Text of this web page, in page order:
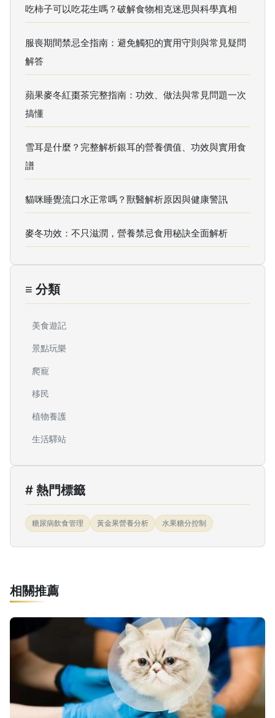
吃柿子可以吃花生嗎？破解食物相克迷思與科學真相
服喪期間禁忌全指南：避免觸犯的實用守則與常見疑問
解答
蘋果麥冬紅棗茶完整指南：功效、做法與常見問題一次
搞懂
雪耳是什麼？完整解析銀耳的營養價值、功效與實用食
譜
貓咪睡覺流口水正常嗎？獸醫解析原因與健康警訊
麥冬功效：不只滋潤，營養禁忌食用秘訣全面解析
≡ 分類
美食遊記
景點玩樂
爬寵
移民
植物養護
生活驛站
# 熱門標籤
糖尿病飲食管理 黃金果營養分析 水果糖分控制
相關推薦